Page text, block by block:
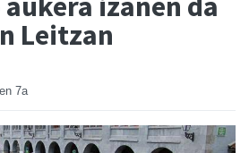
Leitzan
7a